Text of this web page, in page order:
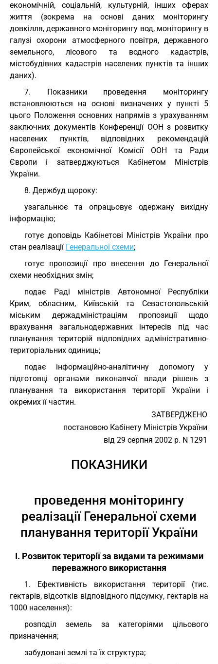
економічній, соціальній, культурній, інших сферах
життя (зокрема на основі даних моніторингу
довкілля, державного моніторингу вод, моніторингу в
галузі охорони атмосферного повітря, державного
земельного, лісового та водного кадастрів,
містобудівних кадастрів населених пунктів та інших
даних).
7. Показники проведення моніторингу
встановлюються на основі визначених у пункті 5
цього Положення основних напрямів з урахуванням
заключних документів Конференції ООН з розвитку
населених пунктів, відповідних рекомендацій
Європейської економічної Комісії ООН та Ради
Європи і затверджуються Кабінетом Міністрів
України.
8. Держбуд щороку:
узагальнює та опрацьовує одержану вихідну
інформацію;
готує доповідь Кабінетові Міністрів України про
стан реалізації Генеральної схеми;
готує пропозиції про внесення до Генеральної
схеми необхідних змін;
подає Раді міністрів Автономної Республіки
Крим, обласним, Київській та Севастопольській
міським держадміністраціям пропозиції щодо
врахування загальнодержавних інтересів під час
планування територій відповідних адміністративно-
територіальних одиниць;
подає інформаційно-аналітичну допомогу у
підготовці органами виконавчої влади рішень з
планування та використання території України і
окремих її частин.
ЗАТВЕРДЖЕНО
постановою Кабінету Міністрів України
від 29 серпня 2002 р. N 1291
ПОКАЗНИКИ
проведення моніторингу
реалізації Генеральної схеми
планування території України
I. Розвиток території за видами та режимами
переважного використання
1. Ефективність використання території (тис.
гектарів, відсотків відповідного підсумку, гектарів на
1000 населення):
розподіл земель за категоріями цільового
призначення;
забудовані землі та їх структура;